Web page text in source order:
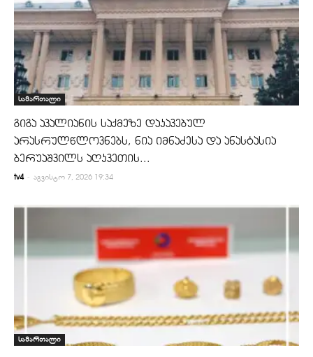
სამართალი
გიგა ავალიანის საქმეზე დაკავებულ
არასრულწლოვნებს, ნია იმნაძესა და ანასტასია
ბერუაშვილს აღკვეთის...
tv4 - აგვისტო 7, 2026 19:34
სამართალი